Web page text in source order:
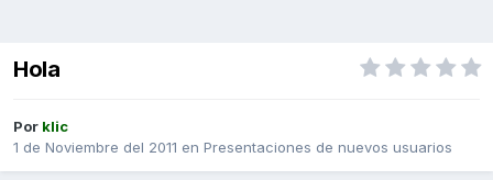
Hola
Por klic
1 de Noviembre del 2011 en Presentaciones de nuevos usuarios